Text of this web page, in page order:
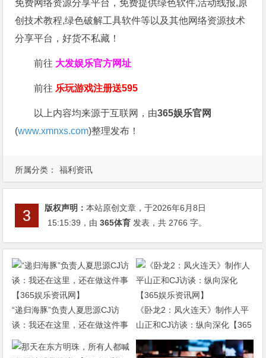
所属分类： 福利资讯
免费网络资源分享平台，免费提供绿色软件,活动线报,原
创技术教程,绿色破解工具软件等以及其他网络资源技术
分享平台，好货不私藏！
前往 大发娱乐官方网址
前往 乐玩游戏注册送595
以上内容均来源于互联网，由365娱乐官网
(www.xmnxs.com)整理发布！
版权声明：本站原创文章，于2026年6月8日
15:15:39 ，由365体育 发表，共 2766 字。
“递归海豚”负责人夏思源CJ访
谈：我还在这里，还在做这件事
【365娱乐资讯网】
《卧龙2：凤火连天》制作人平
山正和CJ访谈：纵向深化【365
娱乐资讯网】